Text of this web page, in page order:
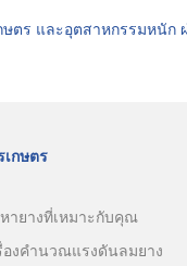
ตร และอุตสาหกรรมหนัก
เกษตร
ายางที่เหมาะกับคุณ
องคำนวณแรงดันลมยาง